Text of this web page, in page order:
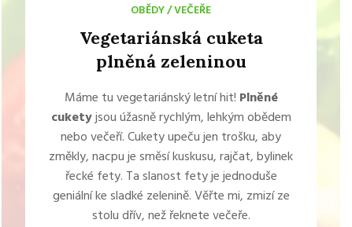
OBĚDY/VEČEŘE
Vegetariánská cuketa
plněná zeleninou
Máme tu vegetariánský letní hit! Plněné
cuketyjsou úžasně rychlým, lehkým obědem
nebo večeří. Cukety upeču jen trošku, aby
změkly, nacpu je směsí kuskusu, rajčat, bylinek
řecké fety. Ta slanost fety je jednoduše
geniální ke sladké zelenině. Věřte mi, zmizí ze
stolu dřív, než řeknete večeře.